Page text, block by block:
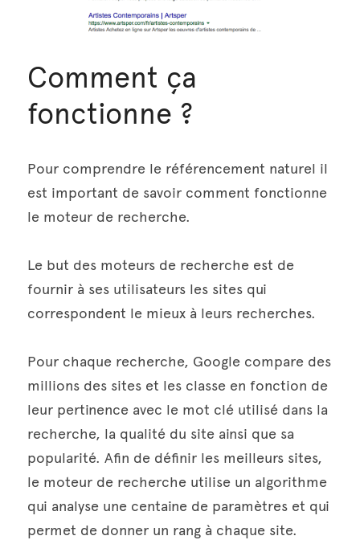
Comment ça
fonctionne ?
Pour comprendre le référencement naturel il
est important de savoir comment fonctionne
le moteur de recherche.
Le but des moteurs de recherche est de
fournir à ses utilisateurs les sites qui
correspondent le mieux à leurs recherches.
Pour chaque recherche, Google compare des
millions des sites et les classe en fonction de
leur pertinence avec le mot clé utilisé dans la
recherche, la qualité du site ainsi que sa
popularité. Afin de définir les meilleurs sites,
le moteur de recherche utilise un algorithme
qui analyse une centaine de paramètres et qui
permet de donner un rang à chaque site.